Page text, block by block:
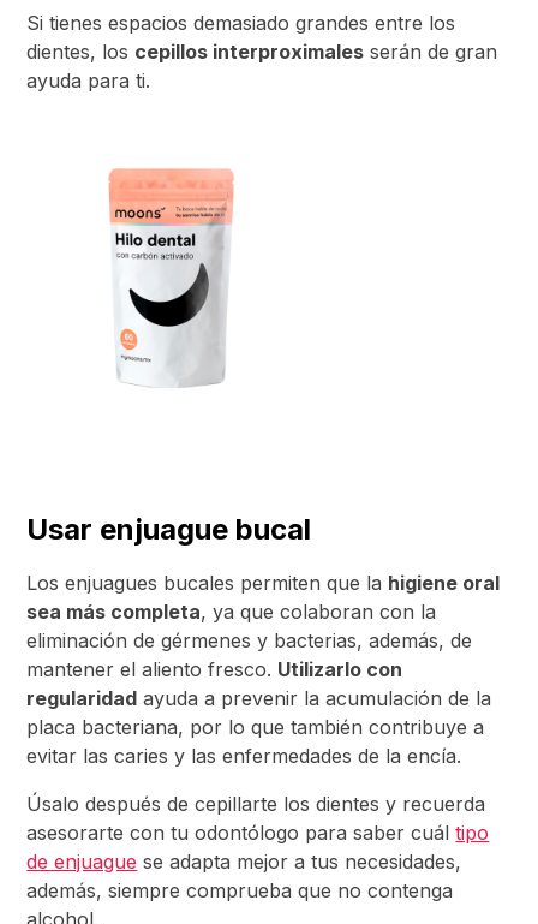
Si tienes espacios demasiado grandes entre los
dientes, los cepillos interproximales serán de gran
ayuda para ti.
Usar enjuague bucal
Los enjuagues bucales permiten que la higiene oral
sea más completa, ya que colaboran con la
eliminación de gérmenes y bacterias, además, de
mantener el aliento fresco. Utilizarlo con
regularidad ayuda a prevenir la acumulación de la
placa bacteriana, por lo que también contribuye a
evitar las caries y las enfermedades de la encía.
Úsalo después de cepillarte los dientes y recuerda
asesorarte con tu odontólogo para saber cuáltipo
de enjuague se adapta mejor a tus necesidades,
además, siempre comprueba que no contenga
alcohol.